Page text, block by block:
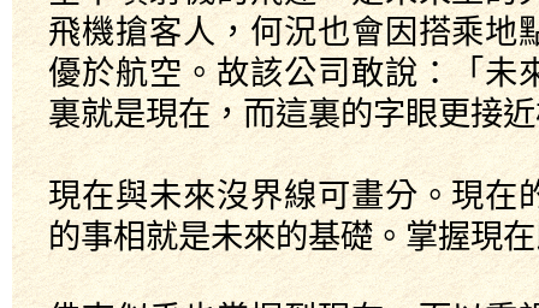
飛機搶客人，何況也會因搭乘地
優於航空。故該公司敢說：「未
裏就是現在，而這裏的字眼更接
現在與未來沒界線可畫分。現在
的事相就是未來的基礎。掌握現